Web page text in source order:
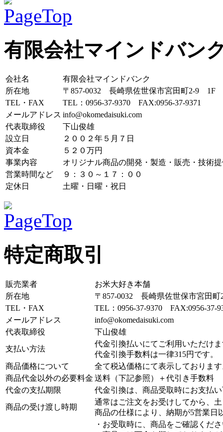
有限会社マインドバン
会社名
有限会社マインドバンク
所在地
〒857-0032 長崎県佐世保市宮田町2-9 1F
TEL・FAX
TEL：0956-37-9370 FAX:0956-37-9371
メールアドレス info@okomedaisuki.com
代表取締役
下山俊雄
設立日
２００２年５月７日
資本金
５２０万円
事業内容
オリジナル商品の開発・製造・販売・技術
営業時間など
９：３０～１７：００
定休日
土曜・日曜・祝日
特定商取引
販売業者
お米大好き本舗
所在地
〒857-0032 長崎県佐世保市宮田
TEL・FAX
TEL：0956-37-9370 FAX:0956-37-
メールアドレス
info@okomedaisuki.com
代表取締役
下山俊雄
支払い方法
代金引換払いにてご利用いただけ
代金引換手数料は一律315円 です。
商品価格について
全て税込価格にて表示しておりま
商品代金以外の必要料金 送料（下記参照）＋代引き手数料
代金の支払期限
代金引換は、商品受取時にお支払
商品の受け渡し時期
通常はご注文をお受けしてから、
商品の仕様により、納期が5営業日
・お受取時に、商品をご確認くだ